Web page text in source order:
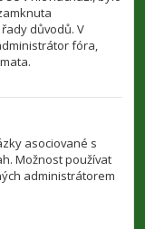
důvodů. V
fóra,
asociované s
Možnost používat
administrátorem